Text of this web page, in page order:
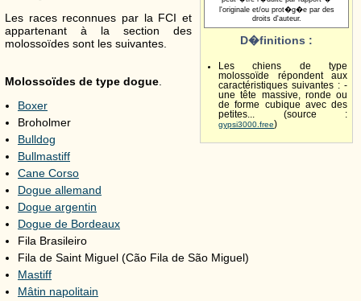
l'originale et/ou prot�g�e par des
droits d'auteur.
D�finitions :
Les chiens de type
molossoïde répondent aux
caractéristiques suivantes : -
une tête massive, ronde ou
de forme cubique avec des
petites... (source :
gypsi3000.free)
Les races reconnues par la FCI et
appartenant à la section des
molossoïdes sont les suivantes.
Molossoïdes de type dogue
Boxer
Broholmer
Bulldog
Bullmastiff
Cane Corso
Dogue allemand
Dogue argentin
Dogue de Bordeaux
Fila Brasileiro
Fila de Saint Miguel (Cão Fila de São Miguel)
Mastiff
Mâtin napolitain